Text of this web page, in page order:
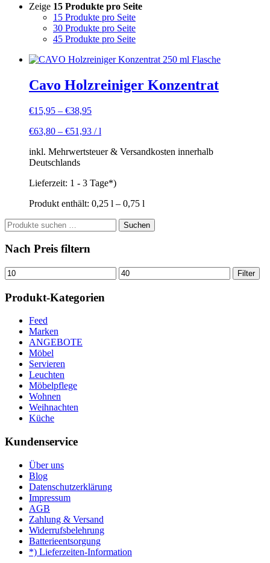
Zeige 15 Produkte pro Seite
15 Produkte pro Seite
30 Produkte pro Seite
45 Produkte pro Seite
Cavo Holzreiniger Konzentrat
€15,95 – €38,95
€63,80 – €51,93 /l
inkl. Mehrwertsteuer & Versandkosten innerhalb
Deutschlands
Lieferzeit: 1 - 3 Tage*)
Produkt enthält: 0,25 l – 0,75 l
Suchen
nach:
Suchen
Nach Preis filtern
Min.
Preis
Max.
Preis
Filter
Produkt-Kategorien
Feed
Marken
ANGEBOTE
Möbel
Servieren
Leuchten
Möbelpflege
Wohnen
Weihnachten
Küche
Kundenservice
Über uns
Blog
Datenschutzerklärung
Impressum
AGB
Zahlung & Versand
Widerrufsbelehrung
Batterieentsorgung
*) Lieferzeiten-Information